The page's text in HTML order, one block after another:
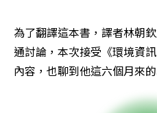
為了翻譯這本書，譯者林朝
通討論，本次接受《環境資
內容，也聊到他這六個月來